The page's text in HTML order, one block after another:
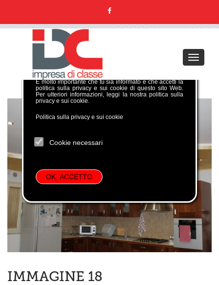
Toggle
IMMAGINE 18
GDPR COOKIE POLICY
Per poter gestire al meglio la tua navigazione su questo
sito verranno temporaneamente memorizzate alcune
informazioni in piccoli file di testo denominati
È molto importante che tu sia informato e che accetti la
politica sulla privacy e sui cookie di questo sito Web.
Per ulteriori informazioni, leggi la nostra politica sulla
privacy e sui cookie.
Politica sulla privacy e sui cookie
Cookie necessari
OK, ACCETTO